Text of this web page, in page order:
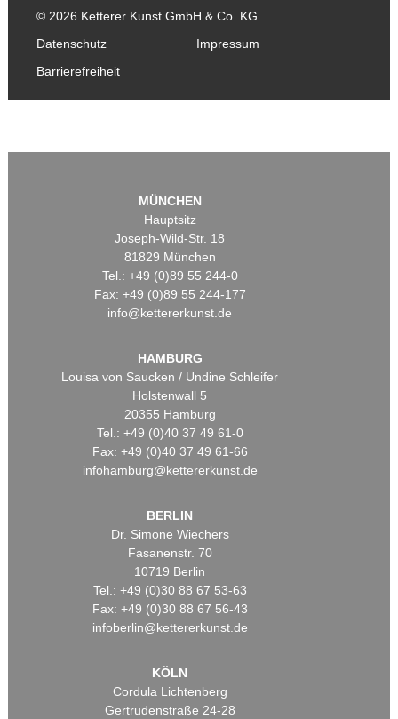
© 2026 Ketterer Kunst GmbH & Co. KG
Datenschutz
Impressum
Barrierefreiheit
MÜNCHEN
Hauptsitz
Joseph-Wild-Str. 18
81829 München
Tel.: +49 (0)89 55 244-0
Fax: +49 (0)89 55 244-177
info@kettererkunst.de
HAMBURG
Louisa von Saucken / Undine Schleifer
Holstenwall 5
20355 Hamburg
Tel.: +49 (0)40 37 49 61-0
Fax: +49 (0)40 37 49 61-66
infohamburg@kettererkunst.de
BERLIN
Dr. Simone Wiechers
Fasanenstr. 70
10719 Berlin
Tel.: +49 (0)30 88 67 53-63
Fax: +49 (0)30 88 67 56-43
infoberlin@kettererkunst.de
KÖLN
Cordula Lichtenberg
Gertrudenstraße 24-28